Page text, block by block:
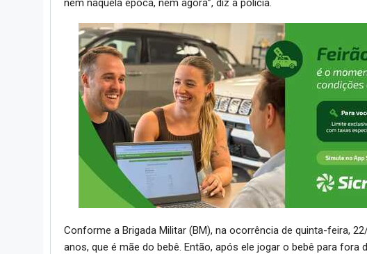
nem naquela época, nem agora”, diz a polícia.
Conforme a Brigada Militar (BM), na ocorrência de quinta-feira,
anos, que é mãe do bebê. Então, após ele jogar o bebê para